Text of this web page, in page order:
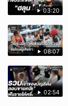
03:20
08:07
02:54